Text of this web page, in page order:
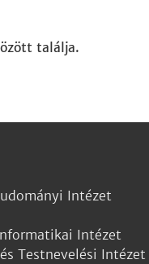
találja.
Intézet
Intézet
Testnevelési Intézet